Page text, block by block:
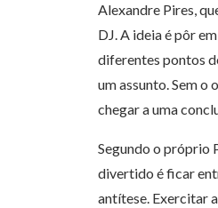
Alexandre Pires,
DJ. A ideia é pôr
diferentes pontos
um assunto. Sem o
chegar a uma
Segundo o próprio
divertido é ficar
antítese. Exercitar